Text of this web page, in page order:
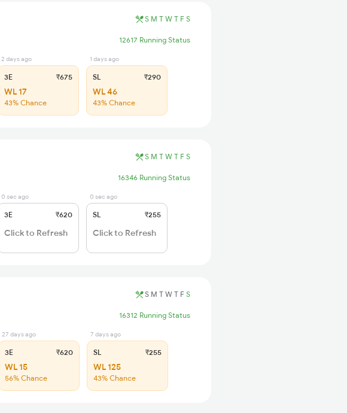
S M T W T F S
12617 Running Status
2 days ago
3E ₹675
WL 17
43% Chance
1 days ago
SL ₹290
WL 46
43% Chance
S M T W T F S
16346 Running Status
0 sec ago
3E ₹620
Click to Refresh
0 sec ago
SL ₹255
Click to Refresh
S M T W T F S
16312 Running Status
27 days ago
3E ₹620
WL 15
56% Chance
7 days ago
SL ₹255
WL 125
43% Chance